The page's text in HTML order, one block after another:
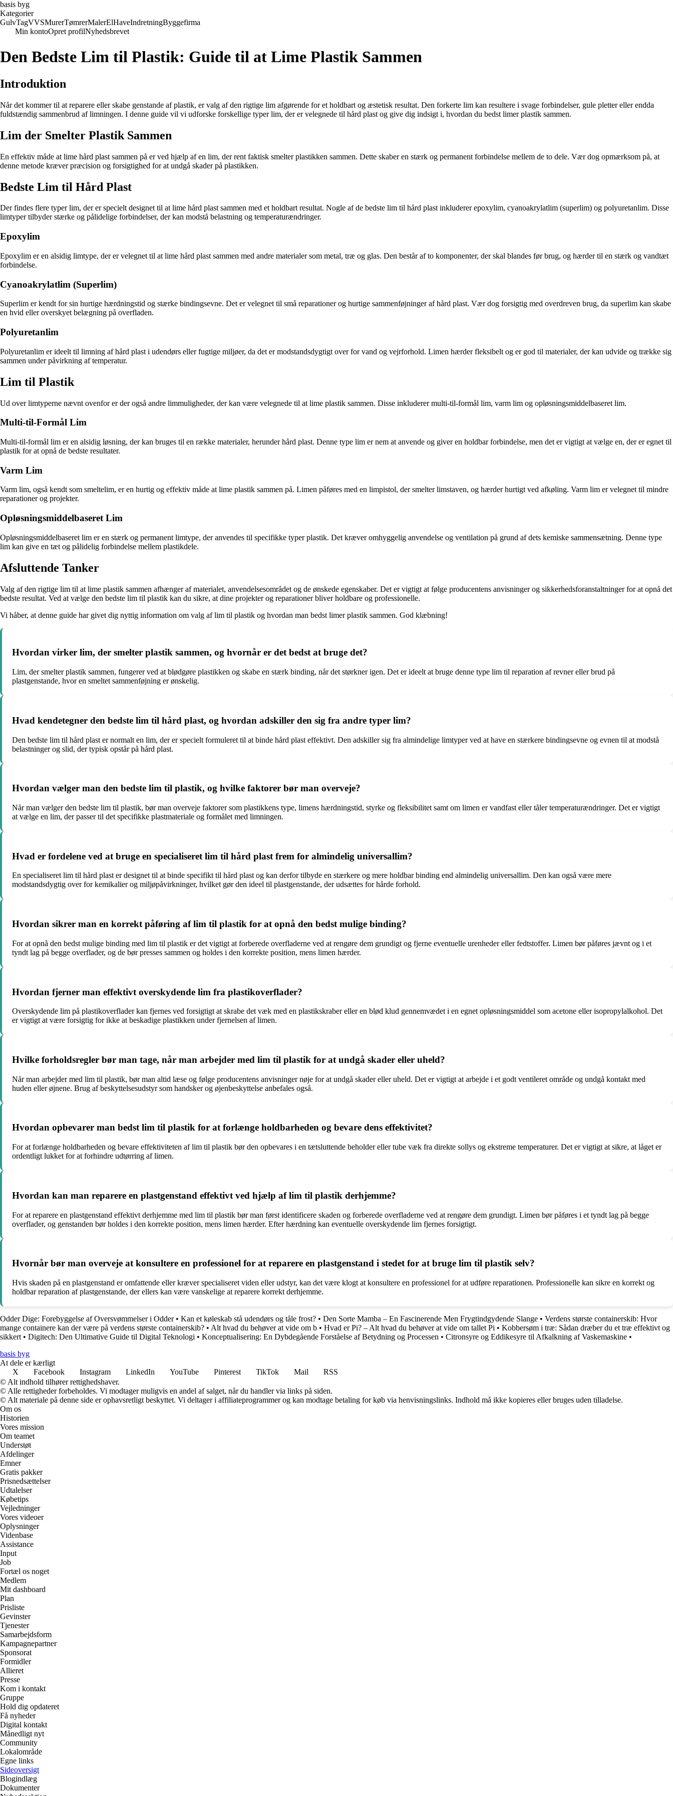
basis byg
Kategorier
GulvTagVVSMurerTømrerMalerElHaveIndretningByggefirma
Min kontoOpret profilNyhedsbrevet
Den Bedste Lim til Plastik: Guide til at Lime Plastik Sammen
Introduktion
Når det kommer til at reparere eller skabe genstande af plastik, er valg af den rigtige lim afgørende for et holdbart og æstetisk resultat. Den forkerte lim kan resultere i svage forbindelser, gule pletter eller endda
fuldstændig sammenbrud af limningen. I denne guide vil vi udforske forskellige typer lim, der er velegnede til hård plast og give dig indsigt i, hvordan du bedst limer plastik sammen.
Lim der Smelter Plastik Sammen
En effektiv måde at lime hård plast sammen på er ved hjælp af en lim, der rent faktisk smelter plastikken sammen. Dette skaber en stærk og permanent forbindelse mellem de to dele. Vær dog opmærksom på, at
denne metode kræver præcision og forsigtighed for at undgå skader på plastikken.
Bedste Lim til Hård Plast
Der findes flere typer lim, der er specielt designet til at lime hård plast sammen med et holdbart resultat. Nogle af de bedste lim til hård plast inkluderer epoxylim, cyanoakrylatlim (superlim) og polyuretanlim. Disse
limtyper tilbyder stærke og pålidelige forbindelser, der kan modstå belastning og temperaturændringer.
Epoxylim
Epoxylim er en alsidig limtype, der er velegnet til at lime hård plast sammen med andre materialer som metal, træ og glas. Den består af to komponenter, der skal blandes før brug, og hærder til en stærk og vandtæt
forbindelse.
Cyanoakrylatlim (Superlim)
Superlim er kendt for sin hurtige hærdningstid og stærke bindingsevne. Det er velegnet til små reparationer og hurtige sammenføjninger af hård plast. Vær dog forsigtig med overdreven brug, da superlim kan skabe
en hvid eller overskyet belægning på overfladen.
Polyuretanlim
Polyuretanlim er ideelt til limning af hård plast i udendørs eller fugtige miljøer, da det er modstandsdygtigt over for vand og vejrforhold. Limen hærder fleksibelt og er god til materialer, der kan udvide og trække sig
sammen under påvirkning af temperatur.
Lim til Plastik
Ud over limtyperne nævnt ovenfor er der også andre limmuligheder, der kan være velegnede til at lime plastik sammen. Disse inkluderer multi-til-formål lim, varm lim og opløsningsmiddelbaseret lim.
Multi-til-Formål Lim
Multi-til-formål lim er en alsidig løsning, der kan bruges til en række materialer, herunder hård plast. Denne type lim er nem at anvende og giver en holdbar forbindelse, men det er vigtigt at vælge en, der er egnet til
plastik for at opnå de bedste resultater.
Varm Lim
Varm lim, også kendt som smeltelim, er en hurtig og effektiv måde at lime plastik sammen på. Limen påføres med en limpistol, der smelter limstaven, og hærder hurtigt ved afkøling. Varm lim er velegnet til mindre
reparationer og projekter.
Opløsningsmiddelbaseret Lim
Opløsningsmiddelbaseret lim er en stærk og permanent limtype, der anvendes til specifikke typer plastik. Det kræver omhyggelig anvendelse og ventilation på grund af dets kemiske sammensætning. Denne type
lim kan give en tæt og pålidelig forbindelse mellem plastikdele.
Afsluttende Tanker
Valg af den rigtige lim til at lime plastik sammen afhænger af materialet, anvendelsesområdet og de ønskede egenskaber. Det er vigtigt at følge producentens anvisninger og sikkerhedsforanstaltninger for at opnå det
bedste resultat. Ved at vælge den bedste lim til plastik kan du sikre, at dine projekter og reparationer bliver holdbare og professionelle.
Vi håber, at denne guide har givet dig nyttig information om valg af lim til plastik og hvordan man bedst limer plastik sammen. God klæbning!
Hvordan virker lim, der smelter plastik sammen, og hvornår er det bedst at bruge det?
Lim, der smelter plastik sammen, fungerer ved at blødgøre plastikken og skabe en stærk binding, når det størkner igen. Det er ideelt at bruge denne type lim til reparation af revner eller brud på
plastgenstande, hvor en smeltet sammenføjning er ønskelig.
Hvad kendetegner den bedste lim til hård plast, og hvordan adskiller den sig fra andre typer lim?
Den bedste lim til hård plast er normalt en lim, der er specielt formuleret til at binde hård plast effektivt. Den adskiller sig fra almindelige limtyper ved at have en stærkere bindingsevne og evnen til at modstå
belastninger og slid, der typisk opstår på hård plast.
Hvordan vælger man den bedste lim til plastik, og hvilke faktorer bør man overveje?
Når man vælger den bedste lim til plastik, bør man overveje faktorer som plastikkens type, limens hærdningstid, styrke og fleksibilitet samt om limen er vandfast eller tåler temperaturændringer. Det er vigtigt
at vælge en lim, der passer til det specifikke plastmateriale og formålet med limningen.
Hvad er fordelene ved at bruge en specialiseret lim til hård plast frem for almindelig universallim?
En specialiseret lim til hård plast er designet til at binde specifikt til hård plast og kan derfor tilbyde en stærkere og mere holdbar binding end almindelig universallim. Den kan også være mere
modstandsdygtig over for kemikalier og miljøpåvirkninger, hvilket gør den ideel til plastgenstande, der udsættes for hårde forhold.
Hvordan sikrer man en korrekt påføring af lim til plastik for at opnå den bedst mulige binding?
For at opnå den bedst mulige binding med lim til plastik er det vigtigt at forberede overfladerne ved at rengøre dem grundigt og fjerne eventuelle urenheder eller fedtstoffer. Limen bør påføres jævnt og i et
tyndt lag på begge overflader, og de bør presses sammen og holdes i den korrekte position, mens limen hærder.
Hvordan fjerner man effektivt overskydende lim fra plastikoverflader?
Overskydende lim på plastikoverflader kan fjernes ved forsigtigt at skrabe det væk med en plastikskraber eller en blød klud gennemvædet i en egnet opløsningsmiddel som acetone eller isopropylalkohol. Det
er vigtigt at være forsigtig for ikke at beskadige plastikken under fjernelsen af limen.
Hvilke forholdsregler bør man tage, når man arbejder med lim til plastik for at undgå skader eller uheld?
Når man arbejder med lim til plastik, bør man altid læse og følge producentens anvisninger nøje for at undgå skader eller uheld. Det er vigtigt at arbejde i et godt ventileret område og undgå kontakt med
huden eller øjnene. Brug af beskyttelsesudstyr som handsker og øjenbeskyttelse anbefales også.
Hvordan opbevarer man bedst lim til plastik for at forlænge holdbarheden og bevare dens effektivitet?
For at forlænge holdbarheden og bevare effektiviteten af lim til plastik bør den opbevares i en tætsluttende beholder eller tube væk fra direkte sollys og ekstreme temperaturer. Det er vigtigt at sikre, at låget er
ordentligt lukket for at forhindre udtørring af limen.
Hvordan kan man reparere en plastgenstand effektivt ved hjælp af lim til plastik derhjemme?
For at reparere en plastgenstand effektivt derhjemme med lim til plastik bør man først identificere skaden og forberede overfladerne ved at rengøre dem grundigt. Limen bør påføres i et tyndt lag på begge
overflader, og genstanden bør holdes i den korrekte position, mens limen hærder. Efter hærdning kan eventuelle overskydende lim fjernes forsigtigt.
Hvornår bør man overveje at konsultere en professionel for at reparere en plastgenstand i stedet for at bruge lim til plastik selv?
Hvis skaden på en plastgenstand er omfattende eller kræver specialiseret viden eller udstyr, kan det være klogt at konsultere en professionel for at udføre reparationen. Professionelle kan sikre en korrekt og
holdbar reparation af plastgenstande, der ellers kan være vanskelige at reparere korrekt derhjemme.
Odder Dige: Forebyggelse af Oversvømmelser i Odder• Kan et køleskab stå udendørs og tåle frost? • Den Sorte Mamba – En Fascinerende Men Frygtindgydende Slange • Verdens største containerskib: Hvor
mange containere kan der være på verdens største containerskib? • Alt hvad du behøver at vide om b • Hvad er Pi? – Alt hvad du behøver at vide om tallet Pi • Kobbersøm i træ: Sådan dræber du et træ effektivt og
sikkert • Digitech: Den Ultimative Guide til Digital Teknologi • Konceptualisering: En Dybdegående Forståelse af Betydning og Processen • Citronsyre og Eddikesyre til Afkalkning af Vaskemaskine •
basis byg
At dele er kærligt
X
Facebook Instagram LinkedIn YouTube Pinterest TikTok Mail
RSS
© Alt indhold tilhører rettighedshaver.
© Alle rettigheder forbeholdes. Vi modtager muligvis en andel af salget, når du handler via links på siden.
© Alt materiale på denne side er ophavsretligt beskyttet. Vi deltager i affiliateprogrammer og kan modtage betaling for køb via henvisningslinks. Indhold må ikke kopieres eller bruges uden tilladelse.
Om os
Historien
Vores mission
Om teamet
Understøt
Afdelinger
Emner
Gratis pakker
Prisnedsættelser
Udtalelser
Købetips
Vejledninger
Vores videoer
Oplysninger
Videnbase
Assistance
Input
Job
Fortæl os noget
Medlem
Mit dashboard
Plan
Prisliste
Gevinster
Tjenester
Samarbejdsform
Kampagnepartner
Sponsorat
Formidler
Allieret
Presse
Kom i kontakt
Gruppe
Hold dig opdateret
Få nyheder
Digital kontakt
Månedligt nyt
Community
Lokalområde
Egne links
Sideoversigt
Blogindlæg
Dokumenter